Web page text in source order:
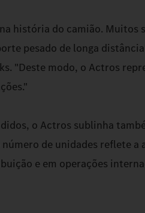
história do camião. Muitos
pesado de longa
"Deste modo, o Actros
o Actros sublinha
de unidades reflete
e em operações